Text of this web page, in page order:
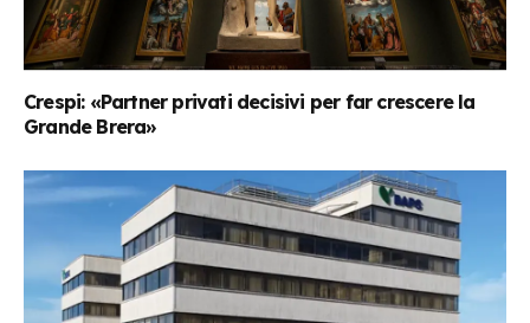
Crespi: «Partner privati decisivi per far crescere la
Grande Brera»